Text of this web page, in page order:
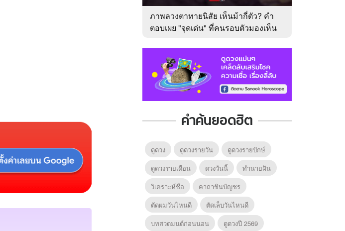
ภาพลวงตาทายนิสัย เห็นม้ากี่ตัว? คำ
ตอบเผย "จุดเด่น" ที่คนรอบตัวมองเห็น
คำค้นยอดฮิต
ดูดวง ดูดวงรายวัน
ดูดวงรายปักษ์
ดูดวงรายเดือน
ดวงวันนี้
ทํานายฝัน
วิเคราะห์ชื่อ
คาถาชินบัญชร
ตัดผมวันไหนดี
ตัดเล็บวันไหนดี
บทสวดมนต์ก่อนนอน
ดูดวงปี 2569